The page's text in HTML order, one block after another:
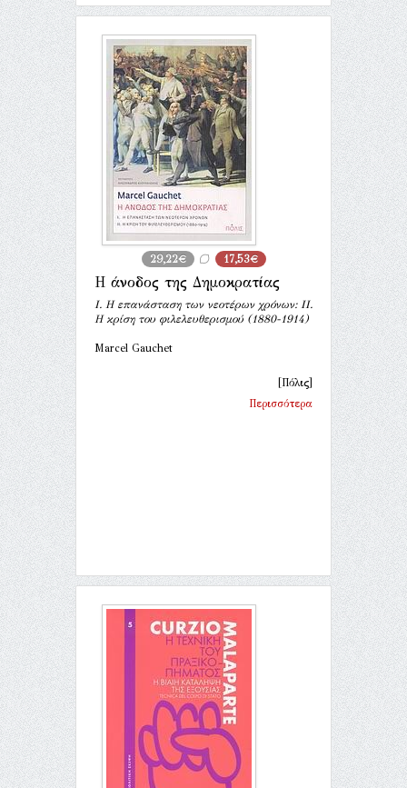
29,22€ 17,53€
Η άνοδος της Δημοκρατίας
Ι. Η επανάσταση των νεοτέρων χρόνων: ΙΙ.
Η κρίση του φιλελευθερισμού (1880-1914)
Marcel Gauchet
[Πόλις]
Περισσότερα